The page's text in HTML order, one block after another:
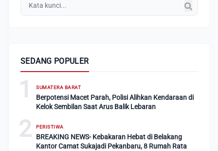
SEDANG POPULER
1 SUMATERA BARAT
Berpotensi Macet Parah, Polisi Alihkan Kendaraan di
Kelok Sembilan Saat Arus Balik Lebaran
2 PERISTIWA
BREAKING NEWS- Kebakaran Hebat di Belakang
Kantor Camat Sukajadi Pekanbaru, 8 Rumah Rata